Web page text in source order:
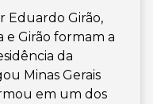
Eduardo Girão,
e Girão formam a
da
Minas Gerais
em um dos